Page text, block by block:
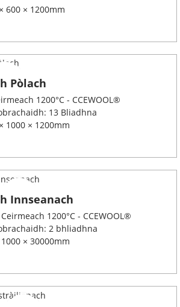
600 × 1200mm
Pòlach
1200°C - CCEWOOL®
13 Bliadhna
1000 × 1200mm
Innseanach
1200°C - CCEWOOL®
2 bhliadhna
× 30000mm